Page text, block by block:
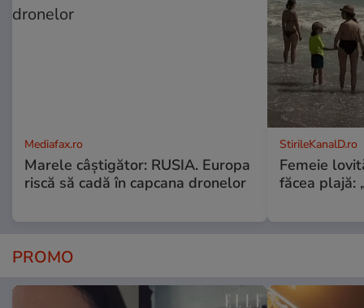
Mediafax.ro
Marele câștigător: RUSIA. Europa
riscă să cadă în capcana dronelor
StirileKanalD.ro
Femeie
făcea plajă:
PROMO